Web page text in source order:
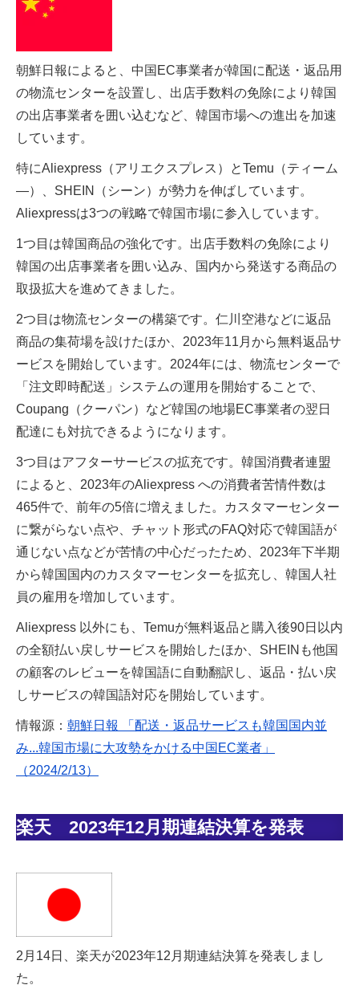
朝鮮日報によると、中国EC事業者が韓国に配送・返品用
の物流センターを設置し、出店手数料の免除により韓国
の出店事業者を囲い込むなど、韓国市場への進出を加速
しています。
特にAliexpress（アリエクスプレス）とTemu（ティーム
―）、SHEIN（シーン）が勢力を伸ばしています。
Aliexpressは3つの戦略で韓国市場に参入しています。
1つ目は韓国商品の強化です。出店手数料の免除により
韓国の出店事業者を囲い込み、国内から発送する商品の
取扱拡大を進めてきました。
2つ目は物流センターの構築です。仁川空港などに返品
商品の集荷場を設けたほか、2023年11月から無料返品サ
ービスを開始しています。2024年には、物流センターで
「注文即時配送」システムの運用を開始することで、
Coupang（クーパン）など韓国の地場EC事業者の翌日
配達にも対抗できるようになります。
3つ目はアフターサービスの拡充です。韓国消費者連盟
によると、2023年のAliexpress への消費者苦情件数は
465件で、前年の5倍に増えました。カスタマーセンター
に繋がらない点や、チャット形式のFAQ対応で韓国語が
通じない点などが苦情の中心だったため、2023年下半期
から韓国国内のカスタマーセンターを拡充し、韓国人社
員の雇用を増加しています。
Aliexpress 以外にも、Temuが無料返品と購入後90日以内
の全額払い戻しサービスを開始したほか、SHEINも他国
の顧客のレビューを韓国語に自動翻訳し、返品・払い戻
しサービスの韓国語対応を開始しています。
情報源： 朝鮮日報 「配送・返品サービスも韓国国内並
み...韓国市場に大攻勢をかける中国EC業者」
（2024/2/13）
楽天 2023年12月期連結決算を発表
2月14日、楽天が2023年12月期連結決算を発表しまし
た。